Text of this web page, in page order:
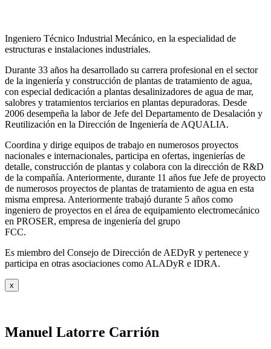
Ingeniero Técnico Industrial Mecánico, en la especialidad de
estructuras e instalaciones industriales.
Durante 33 años ha desarrollado su carrera profesional en el sector
de la ingeniería y construcción de plantas de tratamiento de agua,
con especial dedicación a plantas desalinizadores de agua de mar,
salobres y tratamientos terciarios en plantas depuradoras. Desde
2006 desempeña la labor de Jefe del Departamento de Desalación y
Reutilización en la Dirección de Ingeniería de AQUALIA.
Coordina y dirige equipos de trabajo en numerosos proyectos
nacionales e internacionales, participa en ofertas, ingenierías de
detalle, construcción de plantas y colabora con la dirección de R&D
de la compañía. Anteriormente, durante 11 años fue Jefe de proyecto
de numerosos proyectos de plantas de tratamiento de agua en esta
misma empresa. Anteriormente trabajó durante 5 años como
ingeniero de proyectos en el área de equipamiento electromecánico
en PROSER, empresa de ingeniería del grupo
FCC.
Es miembro del Consejo de Dirección de AEDyR y pertenece y
participa en otras asociaciones como ALADyR e IDRA.
x
Manuel Latorre Carrión